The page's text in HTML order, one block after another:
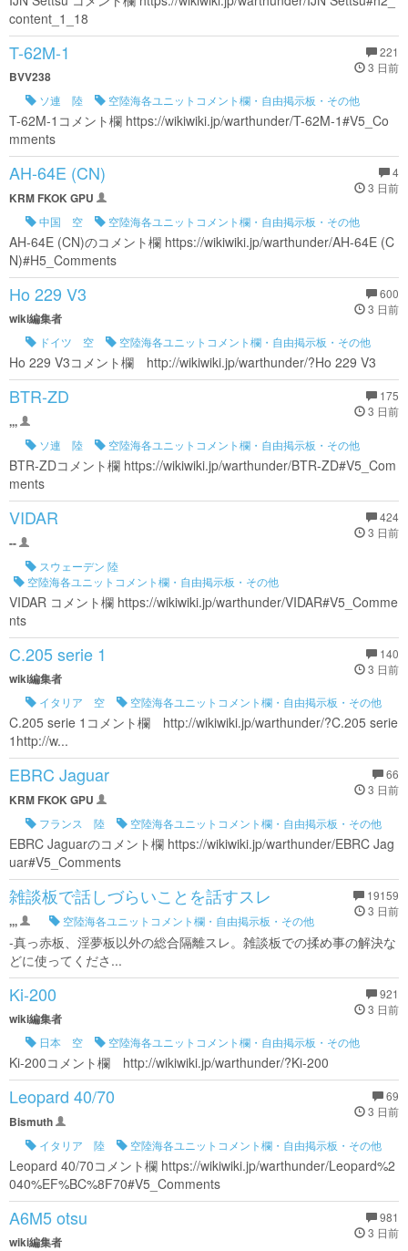
content_1_18
221
3 日前
T-62M-1
BVV238
ソ連 陸 空陸海各ユニットコメント欄・自由掲示板・その他
T-62M-1コメント欄 https://wikiwiki.jp/warthunder/T-62M-1#V5_Co
mments
4
3 日前
AH-64E (CN)
KRM FKOK GPU
中国 空 空陸海各ユニットコメント欄・自由掲示板・その他
AH-64E (CN)のコメント欄 https://wikiwiki.jp/warthunder/AH-64E (C
N)#H5_Comments
600
3 日前
Ho 229 V3
wiki編集者
ドイツ 空 空陸海各ユニットコメント欄・自由掲示板・その他
Ho 229 V3コメント欄 http://wikiwiki.jp/warthunder/?Ho 229 V3
175
3 日前
BTR-ZD
,,,
ソ連 陸 空陸海各ユニットコメント欄・自由掲示板・その他
BTR-ZDコメント欄 https://wikiwiki.jp/warthunder/BTR-ZD#V5_Com
ments
424
3 日前
VIDAR
--
スウェーデン 陸
空陸海各ユニットコメント欄・自由掲示板・その他
VIDAR コメント欄 https://wikiwiki.jp/warthunder/VIDAR#V5_Comme
nts
140
3 日前
C.205 serie 1
wiki編集者
イタリア 空 空陸海各ユニットコメント欄・自由掲示板・その他
C.205 serie 1コメント欄 http://wikiwiki.jp/warthunder/?C.205 serie
1http://w...
66
3 日前
EBRC Jaguar
KRM FKOK GPU
フランス 陸 空陸海各ユニットコメント欄・自由掲示板・その他
EBRC Jaguarのコメント欄 https://wikiwiki.jp/warthunder/EBRC Jag
uar#V5_Comments
19159
3 日前
雑談板で話しづらいことを話すスレ
,,, 空陸海各ユニットコメント欄・自由掲示板・その他
-真っ赤板、淫夢板以外の総合隔離スレ。雑談板での揉め事の解決な
どに使ってくださ...
921
3 日前
Ki-200
wiki編集者
日本 空 空陸海各ユニットコメント欄・自由掲示板・その他
Ki-200コメント欄 http://wikiwiki.jp/warthunder/?Ki-200
69
3 日前
Leopard 40/70
Bismuth
イタリア 陸 空陸海各ユニットコメント欄・自由掲示板・その他
Leopard 40/70コメント欄 https://wikiwiki.jp/warthunder/Leopard%2
040%EF%BC%8F70#V5_Comments
981
3 日前
A6M5 otsu
wiki編集者